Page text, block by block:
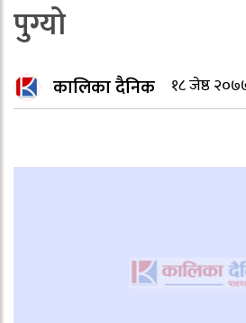
पुग्यो
कालिका दैनिक १८ जेष्ठ